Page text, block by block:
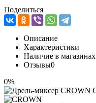
Поделиться
Описание
Характеристики
Наличие в магазинах
Отзывы0
0%